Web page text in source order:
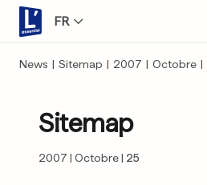
FR
News | Sitemap | 2007 | Octobre |
Sitemap
2007 Octobre 25